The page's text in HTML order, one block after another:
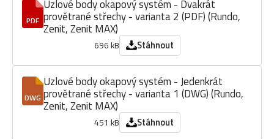
PDF
Uzlové body okapový systém - Dvakrát
provětrané střechy - varianta 2 (PDF) (Rundo,
Zenit, Zenit MAX)
696 kB Stáhnout
DWG
Uzlové body okapový systém - Jedenkrát
provětrané střechy - varianta 1 (DWG) (Rundo,
Zenit, Zenit MAX)
451 kB Stáhnout